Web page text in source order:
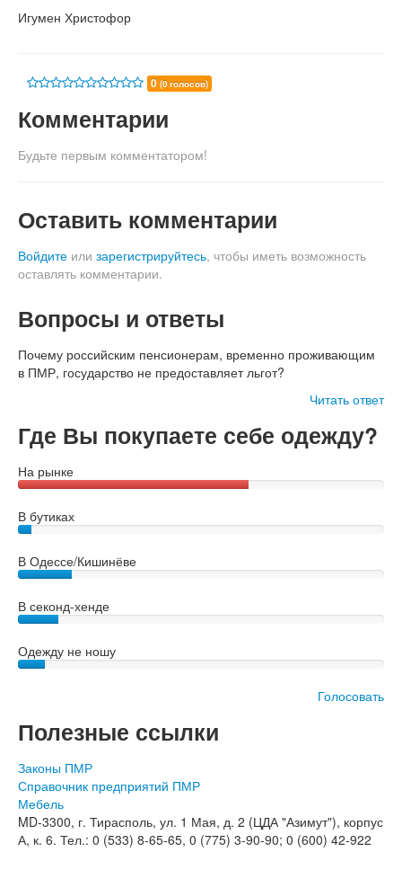
Игумен Христофор
0 (0 голосов)
Комментарии
Будьте первым комментатором!
Оставить комментарии
Войдите или зарегистрируйтесь, чтобы иметь возможность
оставлять комментарии.
Вопросы и ответы
Почему российским пенсионерам, временно проживающим
в ПМР, государство не предоставляет льгот?
Читать ответ
Где Вы покупаете себе одежду?
На рынке
В бутиках
В Одессе/Кишинёве
В секонд-хенде
Одежду не ношу
Голосовать
Полезные ссылки
Законы ПМР
Справочник предприятий ПМР
Мебель
MD-3300, г. Тирасполь, ул. 1 Мая, д. 2 (ЦДА "Азимут"), корпус
А, к. 6. Тел.: 0 (533) 8-65-65, 0 (775) 3-90-90; 0 (600) 42-922